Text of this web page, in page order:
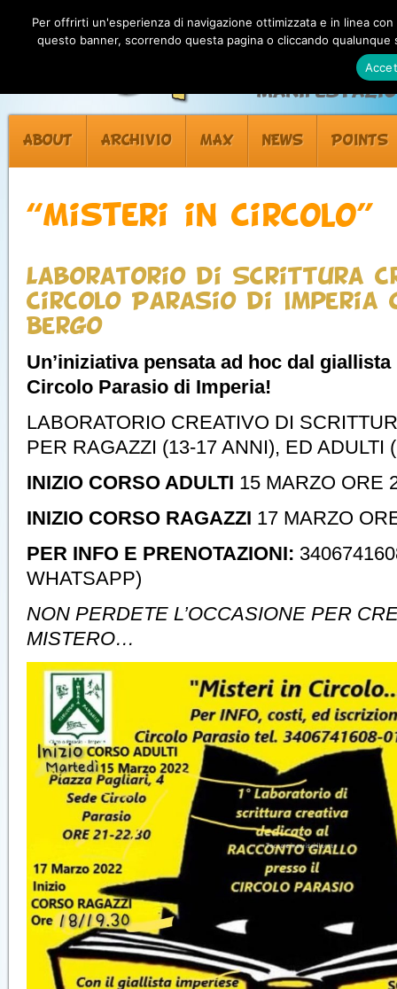
ABOUT ARCHIVIO MAX NEWS POINTS
“Misteri in Circolo”
Laboratorio di Scrittura
Circolo Parasio di Imperia
Bergo
Un’iniziativa pensata ad hoc dal
Circolo Parasio di Imperia!
LABORATORIO CREATIVO DI
PER RAGAZZI (13-17 ANNI), ED ADULTI
INIZIO CORSO ADULTI 15 MARZO ORE
INIZIO CORSO RAGAZZI 17 MARZO
PER INFO E PRENOTAZIONI:
WHATSAPP)
NON PERDETE L’OCCASIONE PER
MISTERO…
Per offrirti un'esperienza di navigazione ottimizzata e in linea
questo banner, scorrendo questa pagina o cliccando